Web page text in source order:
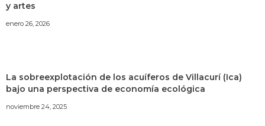
y artes
enero 26, 2026
La sobreexplotación de los acuíferos de Villacurí (Ica)
bajo una perspectiva de economía ecológica
noviembre 24, 2025